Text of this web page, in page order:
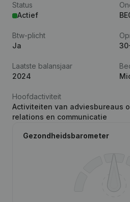
Status
Actief
Btw-plicht
Ja
Laatste balansjaar
2024
Hoofdactiviteit
Activiteiten van adviesbureaus
relations en communicatie
Gezondheidsbarometer